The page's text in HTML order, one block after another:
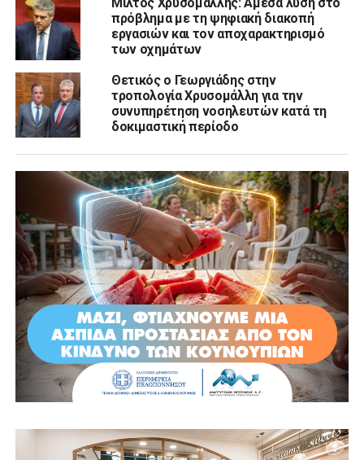
πρόβλημα με τη ψηφιακή διακοπή
εργασιών και τον αποχαρακτηρισμό
των οχημάτων
Θετικός ο Γεωργιάδης στην
τροπολογία Χρυσομάλλη για την
συνυπηρέτηση νοσηλευτών κατά τη
δοκιμαστική περίοδο